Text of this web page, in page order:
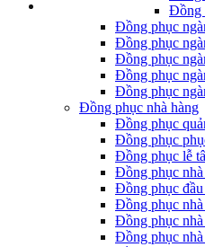
Đồng
Đồng phục
Đồng phục
Đồng phục
Đồng phục
Đồng phục
Đồng phục nhà hàng
Đồng phục
Đồng phục
Đồng phục lễ
Đồng phục
Đồng phục đầu
Đồng phục
Đồng phục
Đồng phục